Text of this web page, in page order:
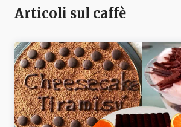
Articoli sul caffè